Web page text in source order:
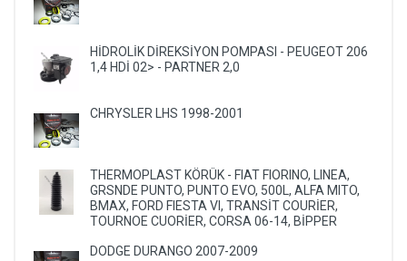
HİDROLİK DİREKSİYON POMPASI - PEUGEOT 206
1,4 HDİ 02> - PARTNER 2,0
CHRYSLER LHS 1998-2001
THERMOPLAST KÖRÜK - FIAT FIORINO, LINEA,
GRSNDE PUNTO, PUNTO EVO, 500L, ALFA MITO,
BMAX, FORD FIESTA VI, TRANSİT COURİER,
TOURNOE CUORİER, CORSA 06-14, BİPPER
DODGE DURANGO 2007-2009